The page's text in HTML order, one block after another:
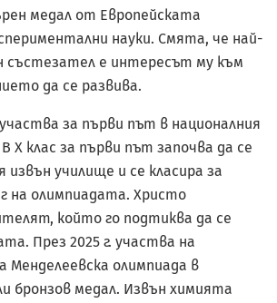
медал от Европейската
науки. Смята, че най-
състезател е интересът му към
да се развива.
участва за първи път в националния
X клас за първи път започва да се
извън училище и се класира за
на олимпиадата. Христо
който го подтиква да се
През 2025 г. участва на
Менделеевска олимпиада в
бронзов медал. Извън химията